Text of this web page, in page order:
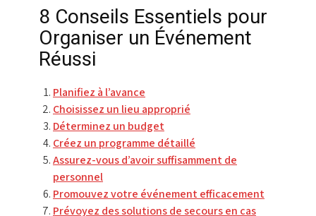
8 Conseils Essentiels pour
Organiser un Événement
Réussi
Planifiez à l’avance
Choisissez un lieu approprié
Déterminez un budget
Créez un programme détaillé
Assurez-vous d’avoir suffisamment de
personnel
Promouvez votre événement efficacement
Prévoyez des solutions de secours en cas